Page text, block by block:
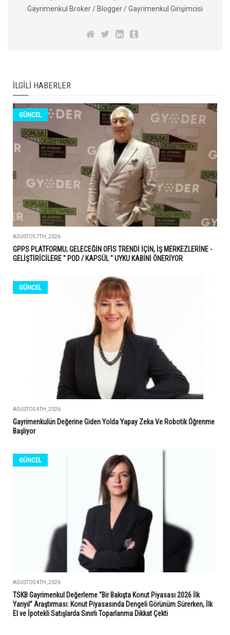
Gayrimenkul Broker / Blogger / Gayrimenkul Girişimcisi
İLGILI HABERLER
GÜNCEL
AĞUSTOS 7TH, 2026
GPPS PLATFORMU; GELECEĞİN OFİS TRENDİ İÇİN, İŞ MERKEZLERİNE -
GELİŞTİRİCİLERE " POD / KAPSÜL " UYKU KABİNİ ÖNERİYOR
GÜNCEL
AĞUSTOS 4TH, 2026
Gayrimenkulün Değerine Giden Yolda Yapay Zeka Ve Robotik Öğrenme
Başlıyor
GÜNCEL
AĞUSTOS 4TH, 2026
TSKB Gayrimenkul Değerleme “Bir Bakışta Konut Piyasası 2026 İlk
Yarıyıl” Araştırması: Konut Piyasasında Dengeli Görünüm Sürerken, İlk
El ve İpotekli Satışlarda Sınırlı Toparlanma Dikkat Çekti